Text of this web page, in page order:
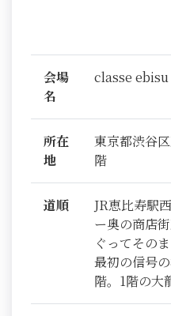
会場
名
classe ebisu
所在
地
東京都渋谷
階
道順
JR恵比寿駅
ー奥の商店
ぐってそのま
最初の信号
階。1階の大